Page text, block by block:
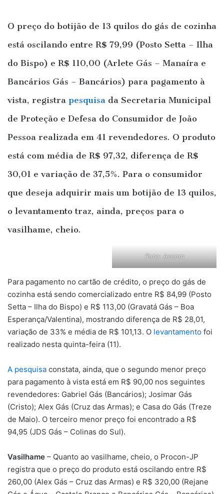
O preço do botijão de 13 quilos do gás de cozinha
está oscilando entre R$ 79,99 (Posto Setta – Ilha
do Bispo) e R$ 110,00 (Arlete Gás – Manaíra e
Bancários Gás – Bancários) para pagamento à
vista, registra pesquisa da Secretaria Municipal
de Proteção e Defesa do Consumidor de João
Pessoa realizada em 41 revendedores. O produto
está com média de R$ 97,32, diferença de R$
30,01 e variação de 37,5%. Para o consumidor
que deseja adquirir mais um botijão de 13 quilos,
o levantamento traz, ainda, preços para o
vasilhame, cheio.
Foto: Ascom
Para pagamento no cartão de crédito, o preço do gás de
cozinha está sendo comercializado entre R$ 84,99 (Posto
Setta – Ilha do Bispo) e R$ 113,00 (Gravatá Gás – Boa
Esperança/Valentina), mostrando diferença de R$ 28,01,
variação de 33% e média de R$ 101,13. O levantamento foi
realizado nesta quinta-feira (11).
A pesquisa constata, ainda, que o segundo menor preço
para pagamento à vista está em R$ 90,00 nos seguintes
revendedores: Gabriel Gás (Bancários); Josimar Gás
(Cristo); Alex Gás (Cruz das Armas); e Casa do Gás (Treze
de Maio). O terceiro menor preço foi encontrado a R$
94,95 (JDS Gás – Colinas do Sul).
Vasilhame – Quanto ao vasilhame, cheio, o Procon-JP
registra que o preço do produto está oscilando entre R$
260,00 (Alex Gás – Cruz das Armas) e R$ 320,00 (Rejane